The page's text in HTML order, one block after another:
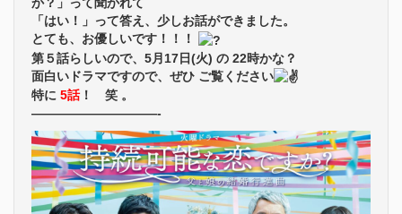
か？」って聞かれて
「はい！」って答え、少しお話ができました。
とても、お優しいです！！！
第５話らしいので、5月17日(火) の 22時かな？
面白いドラマですので、ぜひ ご覧ください
特に 5話！ 笑 。
——————————-